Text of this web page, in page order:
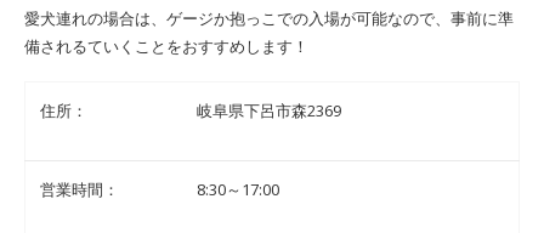
愛犬連れの場合は、ゲージか抱っこでの入場が可能なので、事前に準
備されるていくことをおすすめします！
住所： 岐阜県下呂市森2369
営業時間： 8:30～17:00